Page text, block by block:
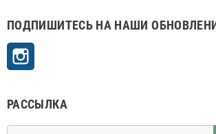
ПОДПИШИТЕСЬ НА НАШИ
РАССЫЛКА